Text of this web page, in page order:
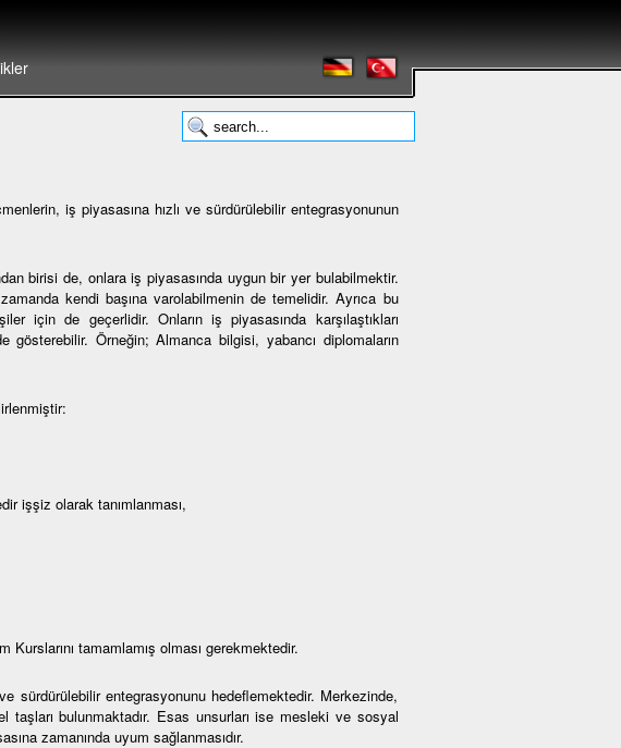
iş piyasasına hızlı ve sürdürülebilir entegrasyonunun
birisi de, onlara iş piyasasında uygun bir yer bulabilmektir.
kendi başına varolabilmenin de temelidir. Ayrıca bu
için de geçerlidir. Onların iş piyasasında karşılaştıkları
Örneğin; Almanca bilgisi, yabancı diplomaların
işşiz olarak tanımlanması,
tamamlamış olması gerekmektedir.
sürdürülebilir entegrasyonunu hedeflemektedir. Merkezinde,
bulunmaktadır. Esas unsurları ise mesleki ve sosyal
zamanında uyum sağlanmasıdır.